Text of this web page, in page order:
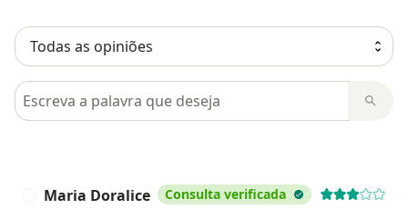
Pesquisar em opiniões
Maria Doralice Consulta verificada